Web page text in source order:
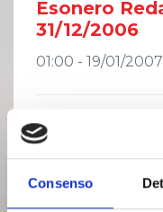
Consenso
Esonero
31/12/2006
01:00 - 19/01/2007
30/09/2007
01:00 - 30/10/